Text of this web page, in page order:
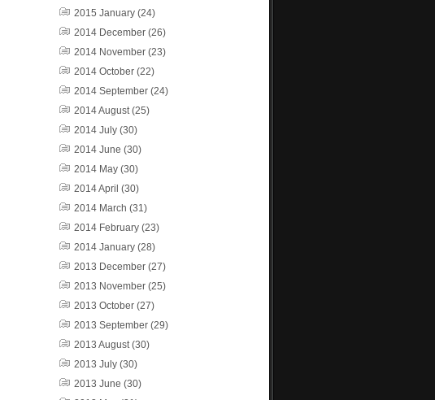
2015 January (24)
2014 December (26)
2014 November (23)
2014 October (22)
2014 September (24)
2014 August(25)
2014 July (30)
2014 June (30)
2014 May (30)
2014 April (30)
2014 March (31)
2014 February (23)
2014 January (28)
2013 December (27)
2013 November (25)
2013 October (27)
2013 September (29)
2013 August(30)
2013 July (30)
2013 June (30)